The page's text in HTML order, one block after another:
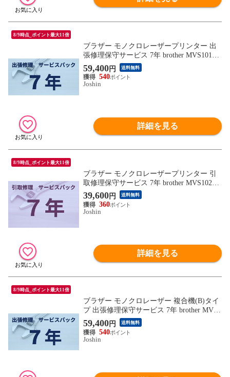
8/9時点_ポイント最大11倍
ブラザー モノクロレーザープリンター 出
張修理保守サービス 7年 brother MVS10170
3 【返品種別B】
59,400円 送料無料
540
Joshin
詳細を見る
8/9時点_ポイント最大11倍
ブラザー モノクロレーザープリンター 引
取修理保守サービス 7年 brother MVS10270
1 【返品種別B】
39,600円 送料無料
360
Joshin
詳細を見る
8/9時点_ポイント最大11倍
ブラザー モノクロレーザー 複合機(B)タイ
プ 出張修理保守サービス 7年 brother MVS1
21701 【返品種別B】
59,400円 送料無料
540
Joshin